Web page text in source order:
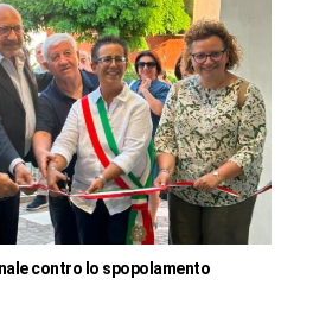
contro lo spopolamento